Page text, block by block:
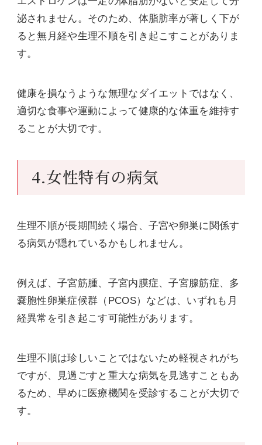
泌されません。そのため、体脂肪率が著しく下が
ると無月経や生理不順を引き起こすことがありま
す。
健康を損なうような無理なダイエットではなく、
適切な食事や運動によって健康的な体重を維持す
ることが大切です。
4.女性特有の病気
生理不順が長期間続く場合、子宮や卵巣に関係す
る病気が隠れているかもしれません。
例えば、子宮筋腫、子宮内膜症、子宮腺筋症、多
嚢胞性卵巣症候群（PCOS）などは、いずれも月
経異常を引き起こす可能性があります。
生理不順は珍しいことではないため軽視されがち
ですが、見過ごすと重大な病気を見逃すこともあ
るため、早めに医療機関を受診することが大切で
す。